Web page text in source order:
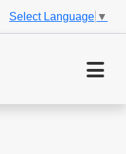
Select Language ▼